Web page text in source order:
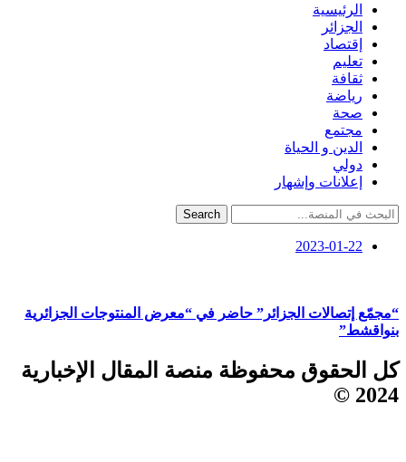
الرئيسية
الجزائر
إقتصاد
تعليم
ثقافة
رياضة
صحة
مجتمع
الدين و الحياة
دولي
إعلانات وإشهار
Search
2023-01-22
“مجمّع إتصالات الجزائر” حاضر في “معرض المنتوجات الجزائرية
بنواقشط”
كل الحقوق محفوظة منصة المقال الإخبارية
2024 ©